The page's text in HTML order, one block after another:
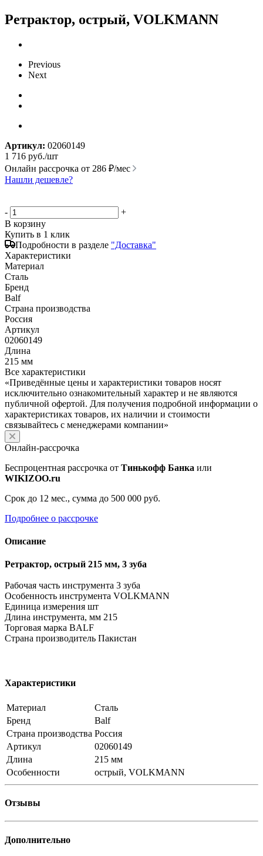
Ретрактор, острый, VOLKMANN
Previous
Next
Артикул: 02060149
1 716 руб./шт
Онлайн рассрочка от 286 ₽/мес
Нашли дешевле?
-
+
В корзину
Купить в 1 клик
Подробности в разделе "Доставка"
Характеристики
Материал
Сталь
Бренд
Balf
Страна производства
Россия
Артикул
02060149
Длина
215 мм
Все характеристики
«Приведённые цены и характеристики товаров носят
исключительно ознакомительный характер и не являются
публичной офертой. Для получения подробной информации о
характеристиках товаров, их наличии и стоимости
связывайтесь с менеджерами компании»
Онлайн-рассрочка
Беспроцентная рассрочка от Тинькофф Банка или
WIKIZOO.ru
Срок до 12 мес., сумма до 500 000 руб.
Подробнее о рассрочке
Описание
Ретрактор, острый 215 мм, 3 зуба
Рабочая часть инструмента 3 зуба
Особенность инструмента VOLKMANN
Единица измерения шт
Длина инструмента, мм 215
Торговая марка BALF
Страна производитель Пакистан
Характеристики
Материал
Сталь
Бренд
Balf
Страна производства Россия
Артикул
02060149
Длина
215 мм
Особенности
острый, VOLKMANN
Отзывы
Дополнительно